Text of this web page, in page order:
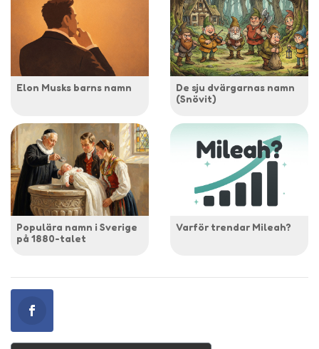
Elon Musks barns namn
De sju dvärgarnas namn
(Snövit)
Populära namn i Sverige
på 1880-talet
Varför trendar Mileah?